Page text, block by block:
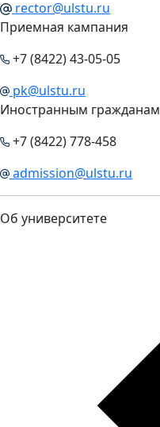
rector@ulstu.ru
Приемная кампания
+7 (8422) 43-05-05
pk@ulstu.ru
Иностранным гражданам
+7 (8422) 778-458
admission@ulstu.ru
Об университете